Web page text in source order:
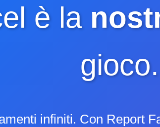
è la
gioco.
infiniti. Con Report